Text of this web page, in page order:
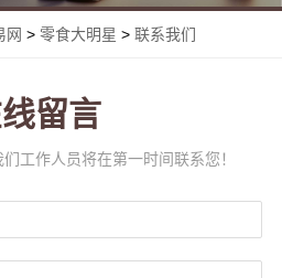
网> 零食大明星 > 联系我们
留言
工作人员将在第一时间联系您！